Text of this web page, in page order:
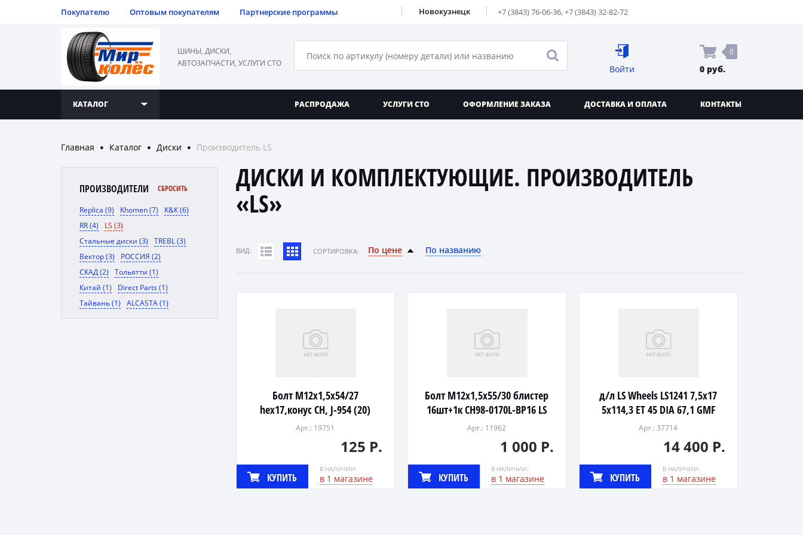
Покупателю Оптовым покупателям Партнерские программы Новокузнецк +7 (3843) 76-06-36,+7 (3843) 32-82-72
ШИНЫ, ДИСКИ,
АВТОЗАПЧАСТИ, УСЛУГИ СТО
Войти
0
0 руб.
КАТАЛОГ РАСПРОДАЖА УСЛУГИ СТО ОФОРМЛЕНИЕ ЗАКАЗА ДОСТАВКА И ОПЛАТА КОНТАКТЫ
Главная ● Каталог ● Диски ● Производитель LS
ПРОИЗВОДИТЕЛИ СБРОСИТЬ
Replica (9) Khomen (7)
К&К (6)
RR (4)
LS (3)
Стальные диски (3)
TREBL (3)
Вектор (3)
РОССИЯ (2)
СКАД (2)
Тольятти (1)
Китай (1)
Direct Parts (1)
Тайвань (1)
ALCASTA (1)
ДИСКИ И КОМПЛЕКТУЮЩИЕ. ПРОИЗВОДИТЕЛЬ
«LS»
ВИД: CОРТИРОВКА: По цене По названию
Болт М12х1,5х54/27
hex17,конус СН, J-954 (20)
Арт.: 19751
125 Р.
КУПИТЬ
В НАЛИЧИИ:
в 1 магазине
Болт М12х1,5х55/30 блистер
16шт+1к CH98-0170L-BP16 LS
Арт.: 11962
1 000 Р.
КУПИТЬ
В НАЛИЧИИ:
в 1 магазине
д/л LS Wheels LS1241 7,5х17
5x114,3 ET 45 DIA 67,1 GMF
Арт.: 37714
14 400 Р.
КУПИТЬ
В НАЛИЧИИ:
в 1 магазине